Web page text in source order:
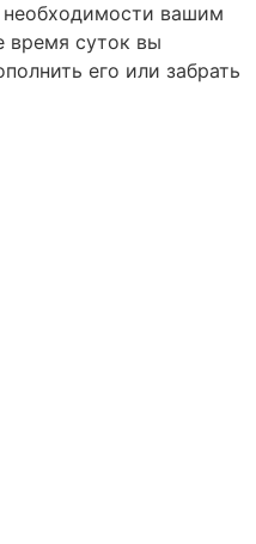
необходимости вашим
время суток вы
его или забрать